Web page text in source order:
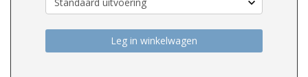
Leg in winkelwagen